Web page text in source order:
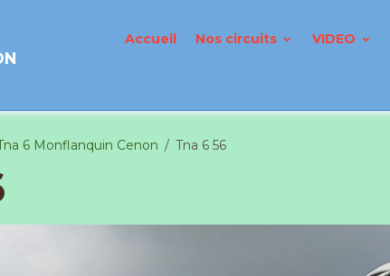
Accueil Nos circuits VIDEO
6 Monflanquin Cenon Tna 6 56